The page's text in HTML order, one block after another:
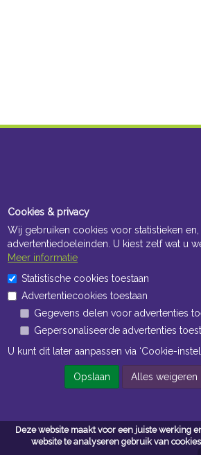
Deze website maakt voor een juiste werking
website te analyseren gebruik van
Openingstijden Kantoor
ma t/m vr 8:30 uur tot 17:00 uur
Openingstijden Magazijn
ma t/m vr 7:00 uur tot 16:30 uur
Algemene voorwaarden
Cookies & privacy
Wij gebruiken cookies voor statistieken en,
advertentiedoeleinden. U kiest zelf wat u
Meer informatie
Statistische cookies toestaan
Advertentiecookies toestaan
Gegevens delen voor advertenties
Gepersonaliseerde advertenties
U kunt dit later aanpassen via ‘Cookie-
Opslaan Alles weigeren